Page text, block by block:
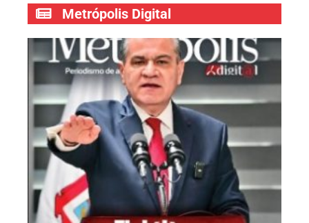
Metrópolis Digital